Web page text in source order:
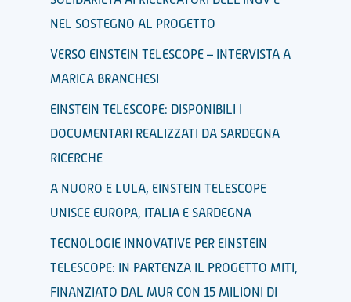
NEL SOSTEGNO AL PROGETTO
VERSO EINSTEIN TELESCOPE – INTERVISTA A
MARICA BRANCHESI
EINSTEIN TELESCOPE: DISPONIBILI I
DOCUMENTARI REALIZZATI DA SARDEGNA
RICERCHE
A NUORO E LULA, EINSTEIN TELESCOPE
UNISCE EUROPA, ITALIA E SARDEGNA
TECNOLOGIE INNOVATIVE PER EINSTEIN
TELESCOPE: IN PARTENZA IL PROGETTO MITI,
FINANZIATO DAL MUR CON 15 MILIONI DI